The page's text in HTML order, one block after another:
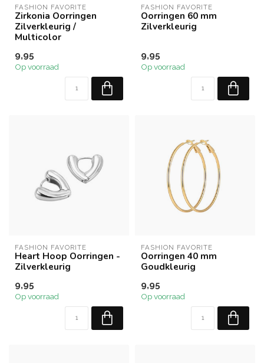
FASHION FAVORITE
Zirkonia Oorringen
Zilverkleurig /
Multicolor
9,95
Op voorraad
FASHION FAVORITE
Oorringen 60 mm
Zilverkleurig
9,95
Op voorraad
FASHION FAVORITE
Heart Hoop Oorringen -
Zilverkleurig
9,95
Op voorraad
FASHION FAVORITE
Oorringen 40 mm
Goudkleurig
9,95
Op voorraad